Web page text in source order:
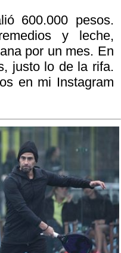
600.000 pesos.
y leche,
por un mes. En
justo lo de la rifa.
en mi Instagram